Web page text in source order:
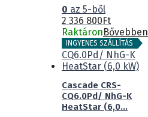
0 az 5-ből
2 336 800 Ft
Raktáron Bővebben
INGYENES SZÁLLÍTÁS
Cascade CRS-
CQ6.0Pd/ NhG-K
HeatStar (6,0...